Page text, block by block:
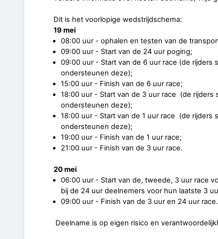
Dit is het voorlopige wedstrijdschema:
19 mei
08:00 uur - ophalen en testen van de
09:00 uur - Start van de 24 uur poging;
09:00 uur - Start van de 6 uur race (de rijders
ondersteunen deze);
15:00 uur - Finish van de 6 uur race;
18:00 uur - Start van de 3 uur race (de rijders
ondersteunen deze);
18:00 uur - Start van de 1 uur race (de rijders
ondersteunen deze);
19:00 uur - Finish van de 1 uur race;
21:00 uur - Finish van de 3 uur race.
20 mei
06:00 uur - Start van de, tweede, 3 uur race
bij de 24 uur deelnemers voor hun laatste 3
09:00 uur - Finish van de 3 uur en 24 uur race.
Deelname is op eigen risico en